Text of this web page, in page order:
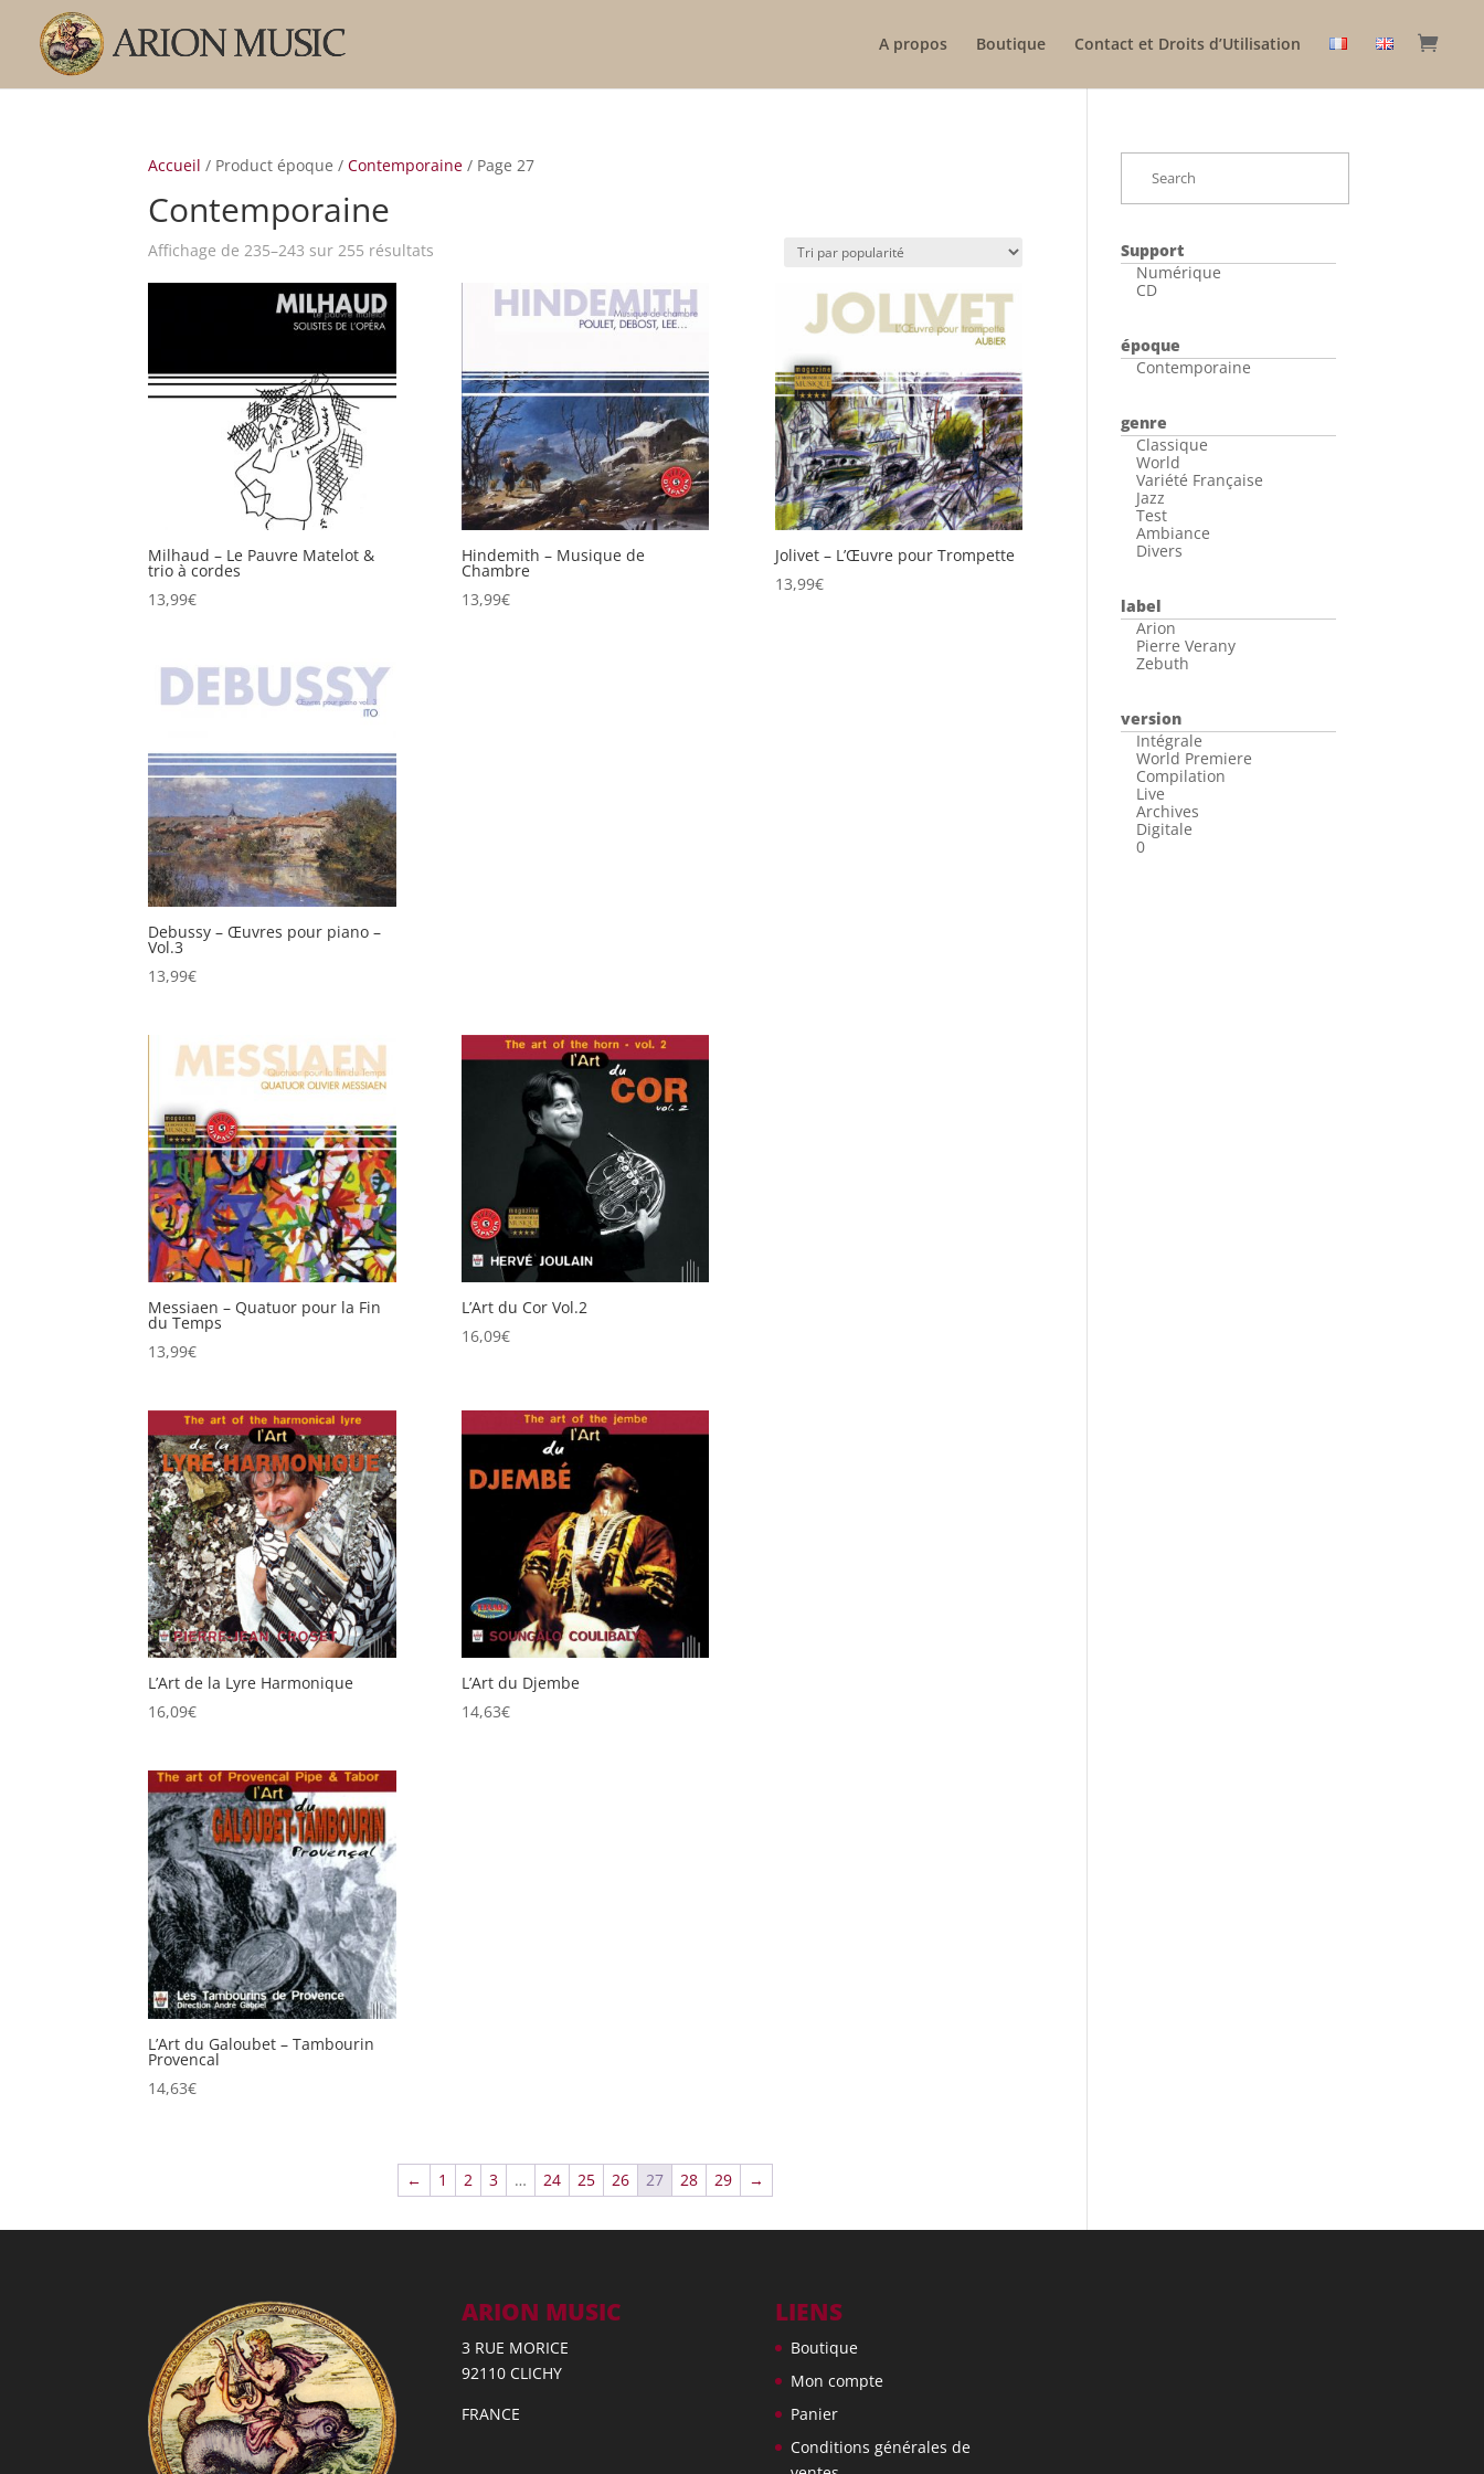
A propos Boutique Contact et Droits d’Utilisation
Accueil / Product époque /Contemporaine / Page 27
Contemporaine
Affichage de 235–243 sur 255 résultats
popularité
Milhaud – Le Pauvre Matelot &
trio à cordes
13,99€
Hindemith – Musique de
Chambre
13,99€
Jolivet – L’Œuvre pour Trompette
13,99€
Debussy – Œuvres pour piano –
Vol.3
13,99€
Messiaen – Quatuor pour la Fin
du Temps
13,99€
L’Art du Cor Vol.2
16,09€
L’Art de la Lyre Harmonique
16,09€
L’Art du Djembe
14,63€
L’Art du Galoubet – Tambourin
Provencal
14,63€
← 1 2 3 … 24 25 26 27 28 29 →
Support
Numérique
CD
époque
Contemporaine
genre
Classique
World
Variété Française
Jazz
Test
Ambiance
Divers
label
Arion
Pierre Verany
Zebuth
version
Intégrale
World Premiere
Compilation
Live
Archives
Digitale
0
ARION MUSIC
3 RUE MORICE
92110 CLICHY
FRANCE
LIENS
Boutique
Mon compte
Panier
Conditions générales de